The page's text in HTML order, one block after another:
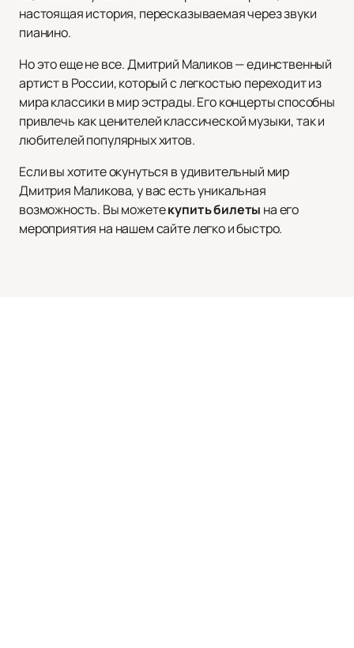
настоящая история, пересказываемая через звуки
пианино.
Но это еще не все. Дмитрий Маликов — единственный
артист в России, который с легкостью переходит из
мира классики в мир эстрады. Его концерты способны
привлечь как ценителей классической музыки, так и
любителей популярных хитов.
Если вы хотите окунуться в удивительный мир
Дмитрия Маликова, у вас есть уникальная
возможность. Вы можетекупить билеты на его
мероприятия на нашем сайте легко и быстро.